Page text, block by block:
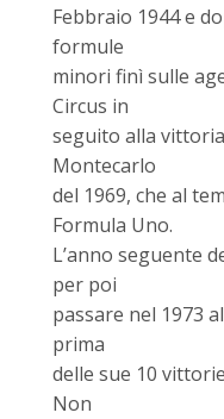
Febbraio 1944 e
formule
minori finì sulle
Circus in
seguito alla
Montecarlo
del 1969, che al
Formula Uno.
L’anno seguente
per poi
passare nel 1973
prima
delle sue 10
Non